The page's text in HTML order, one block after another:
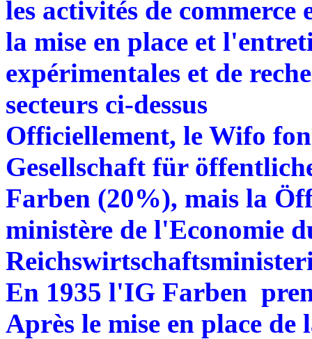
les activités de
la mise en place et
expérimentales et de
secteurs ci-dessus
Officiellement, le Wifo
Gesellschaft für
Farben (20%), mais la
ministère de l'Economie
En 1935 l'IG Farben
Après le mise en place